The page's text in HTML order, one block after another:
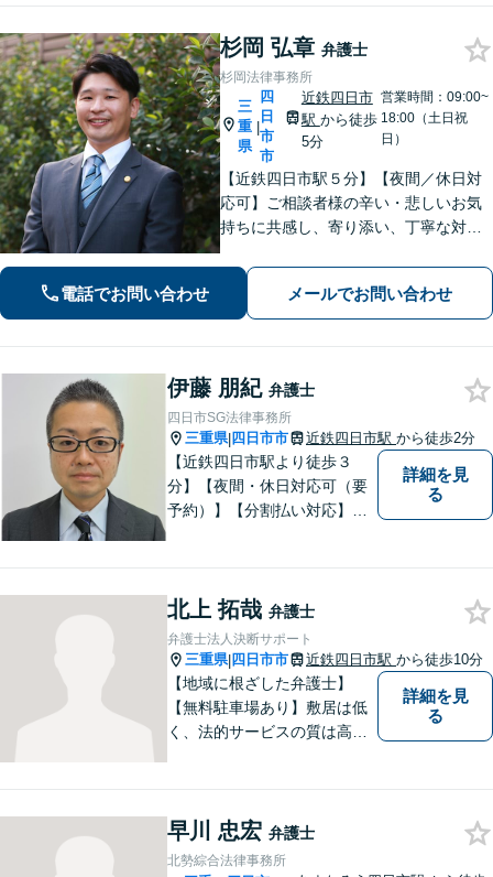
杉岡 弘章 弁護士
杉岡法律事務所
三
重
県
|
四
日
市
市
近鉄四日市
駅 から徒歩
5分
営業時間：09:00~
18:00（土日祝
日）
【近鉄四日市駅５分】【夜間／休日対
応可】ご相談者様の辛い・悲しいお気
持ちに共感し、寄り添い、丁寧な対応
相続／刑事事件など、幅広く対応【地
域に根ざした弁護士】お気軽にお問い
合わせください。
電話でお問い合わせ メールでお問い合わせ
伊藤 朋紀 弁護士
四日市SG法律事務所
三重県| 四日市市 近鉄四日市駅 から徒歩2分
【近鉄四日市駅より徒歩３
分】【夜間・休日対応可（要
予約）】【分割払い対応】
して、一緒に解決方法を考え
る手助けをさせていただけれ
ばと思いますので、お気軽に
ご相談ください。
詳細を見
る
北上 拓哉 弁護士
弁護士法人決断サポート
三重県| 四日市市 近鉄四日市駅 から徒歩10分
【地域に根ざした弁護士】
【無料駐車場あり】敷居は低
く、法的サービスの質は高く
題／離婚問題／相続問題／企
業法務など、幅広く対応可
詳細を見
る
早川 忠宏 弁護士
北勢綜合法律事務所